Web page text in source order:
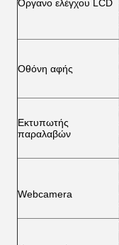
Όργανο ελέγχου LCD
Οθόνη αφής
Εκτυπωτής
παραλαβών
Webcamera